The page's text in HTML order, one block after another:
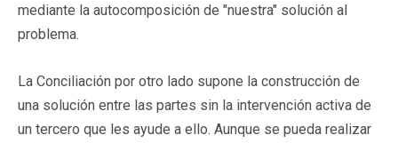
mediante la autocomposición de "nuestra" solución al
problema.
La Conciliación por otro lado supone la construcción de
una solución entre las partes sin la intervención activa de
un tercero que les ayude a ello. Aunque se pueda realizar